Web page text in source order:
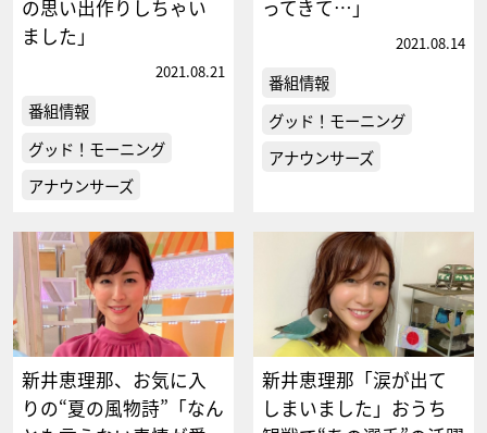
の思い出作りしちゃい
ました」
2021.08.21
番組情報
グッド！モーニング
アナウンサーズ
ってきて…」
2021.08.14
番組情報
グッド！モーニング
アナウンサーズ
新井恵理那、お気に入
りの“夏の風物詩”「なん
新井恵理那「涙が出て
しまいました」おうち